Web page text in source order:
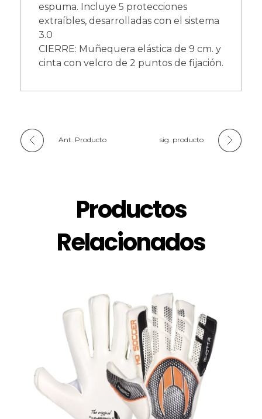
espuma. Incluye 5 protecciones
extraíbles, desarrolladas con el sistema
3.0
CIERRE: Muñequera elástica de 9 cm. y
cinta con velcro de 2 puntos de fijación.
Ant. Producto sig. producto
Productos
Relacionados